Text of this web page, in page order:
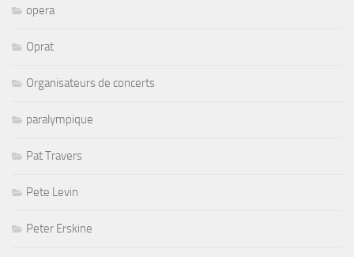
opera
Oprat
Organisateurs de concerts
paralympique
Pat Travers
Pete Levin
Peter Erskine